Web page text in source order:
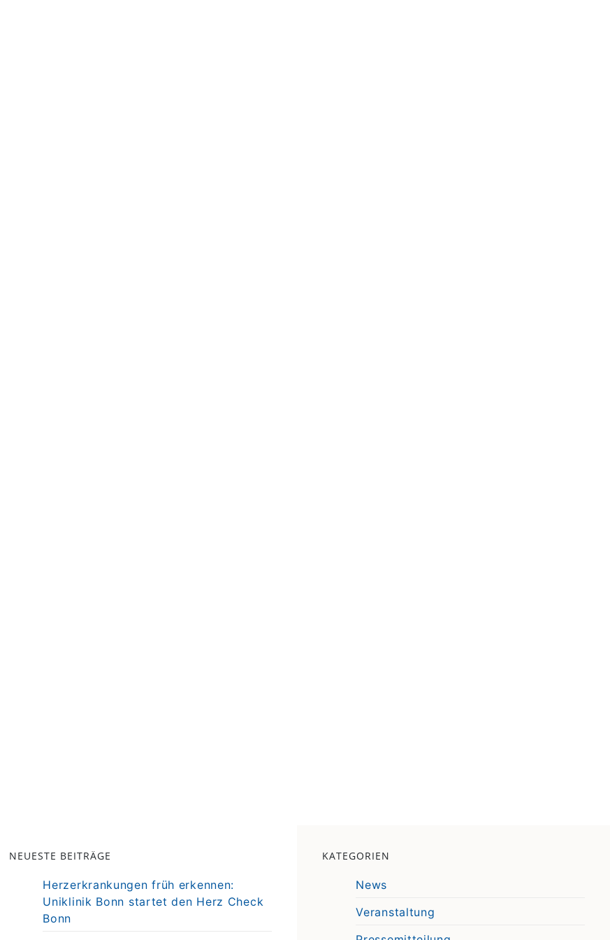
NEUESTE BEITRÄGE
Herzerkrankungen früh erkennen:
Uniklinik Bonn startet den Herz Check
Bonn
KATEGORIEN
News
Veranstaltung